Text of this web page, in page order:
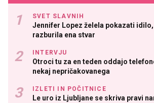
SVET SLAVNIH
Jennifer Lopez želela pokazati
razburila ena stvar
INTERVJU
Otroci tu za en teden oddajo
nekaj nepričakovanega
IZLETI IN POČITNICE
Le uro iz Ljubljane se skriva pravi